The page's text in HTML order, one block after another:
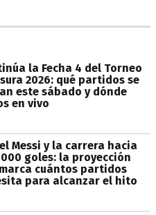
la Fecha 4 del Torneo
2026: qué partidos se
este sábado y dónde
en vivo
Messi y la carrera hacia
goles: la proyección
cuántos partidos
para alcanzar el hito